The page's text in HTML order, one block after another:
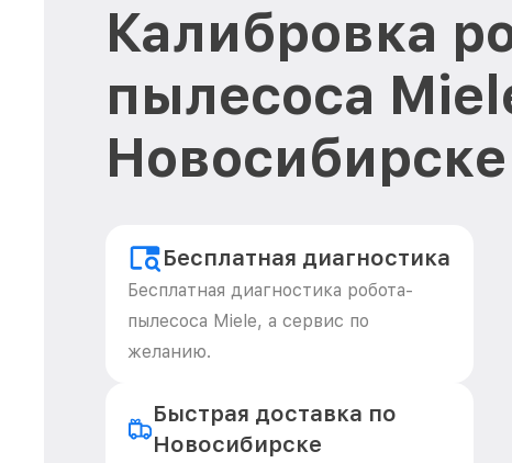
Калибровка
пылесоса
Новосибирске
Бесплатная диагностика
Бесплатная диагностика робота-
пылесоса Miele, а сервис по
желанию.
Быстрая доставка по
Новосибирске